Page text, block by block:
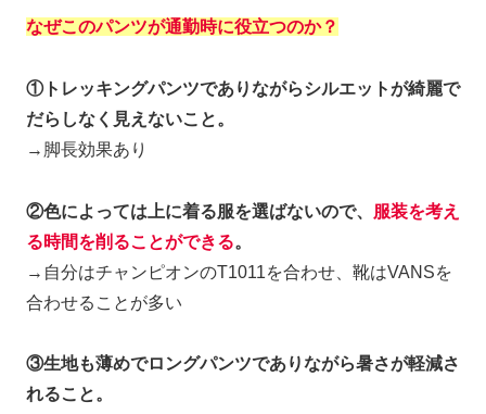
なぜこのパンツが通勤時に役立つのか？
①トレッキングパンツでありながらシルエットが綺麗で
だらしなく見えないこと。
→脚長効果あり
②色によっては上に着る服を選ばないので、 服装を考え
る時間を削ることができる。
→自分はチャンピオンのT1011を合わせ、靴はVANSを
合わせることが多い
③生地も薄めでロングパンツでありながら暑さが軽減さ
れること。